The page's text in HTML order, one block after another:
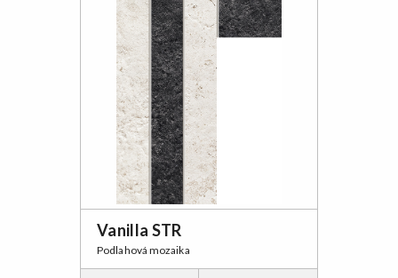
Vanilla STR
Podlahová mozaika